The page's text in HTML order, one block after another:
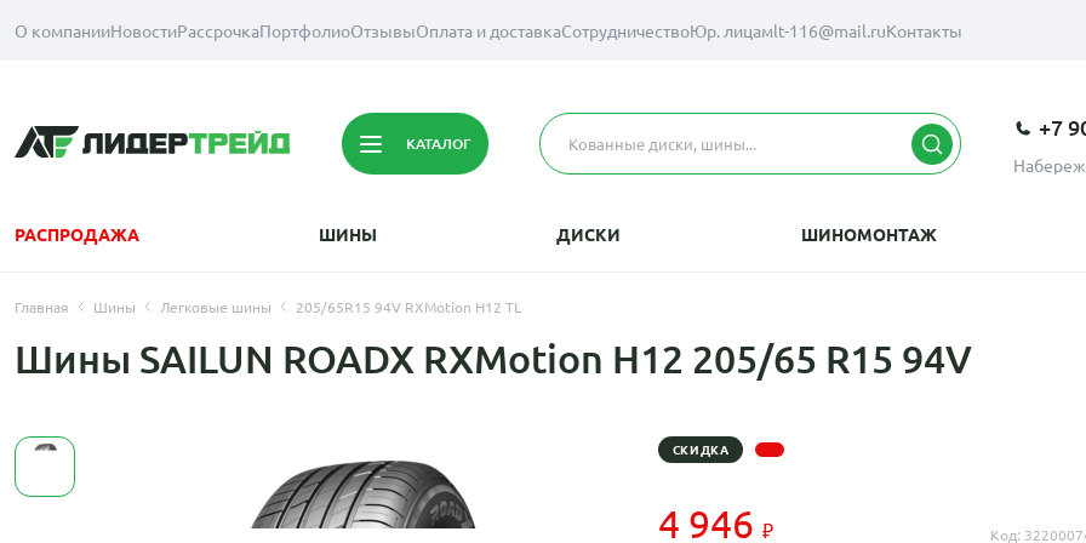
О компанииНовостиРассрочкаПортфолиоОтзывыОплата и доставкаСотрудничествоЮр. лицамlt-116@mail.ruКонтакты
КАТАЛОГ
+7
РАСПРОДАЖА ШИНЫ ДИСКИ ШИНОМОНТАЖ
Главная Шины Легковые шины 205/65R15 94V RXMotion H12 TL
Шины SAILUN ROADX RXMotion H12 205/65 R15 94V
СКИДКА
4 946 Код: